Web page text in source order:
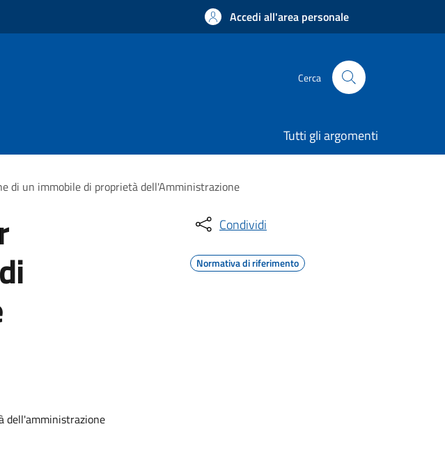
Accedi all'area personale
Cerca
Tutti gli argomenti
di un immobile di proprietà dell'Amministrazione
dell'amministrazione
Condividi
Normativa di riferimento